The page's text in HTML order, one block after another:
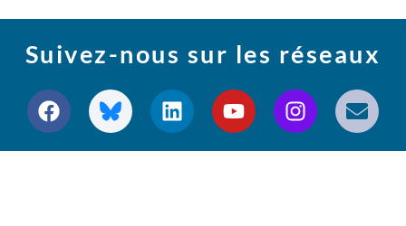
Suivez-nous sur les réseaux